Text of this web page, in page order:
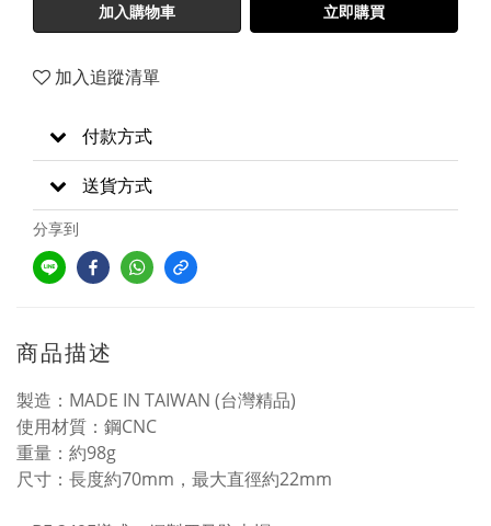
加入購物車 立即購買
加入追蹤清單
付款方式
送貨方式
分享到
商品描述
製造：MADE IN TAIWAN (台灣精品)
使用材質：鋼CNC
重量：約98g
尺寸：長度約70mm，最大直徑約22mm